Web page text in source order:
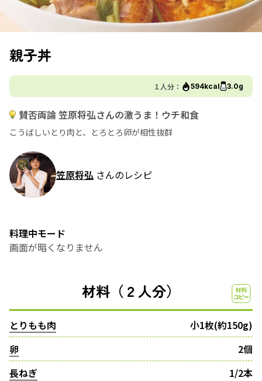
親子丼
１人分： 594kcal 3.0g
賛否両論 笠原将弘さんの激うま！ウチ和食
こうばしいとり肉と、とろとろ卵が相性抜群
笠原将弘 さんのレシピ
料理中モード
画面が暗くなりません
材料（２人分）
とりもも肉
小1枚(約150g)
卵
2個
長ねぎ
1/2本